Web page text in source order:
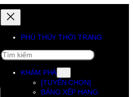
PHÙ THỦY THỜI TRANG
SEARCH
KHÁM PHÁ
[TUYỂN CHỌN]
BẢNG XẾP HẠNG